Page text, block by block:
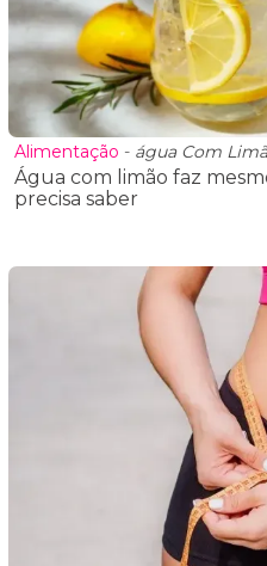
Alimentação - água Com
Água com limão faz
precisa saber